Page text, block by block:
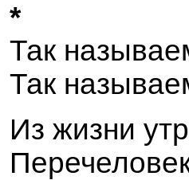
*
Так
Так
Из жизни